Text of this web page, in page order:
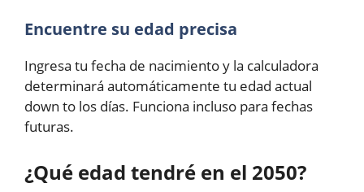
Encuentre su edad precisa
Ingresa tu fecha de nacimiento y la calculadora
determinará automáticamente tu edad actual
down to los días. Funciona incluso para fechas
futuras.
¿Qué edad tendré en el 2050?